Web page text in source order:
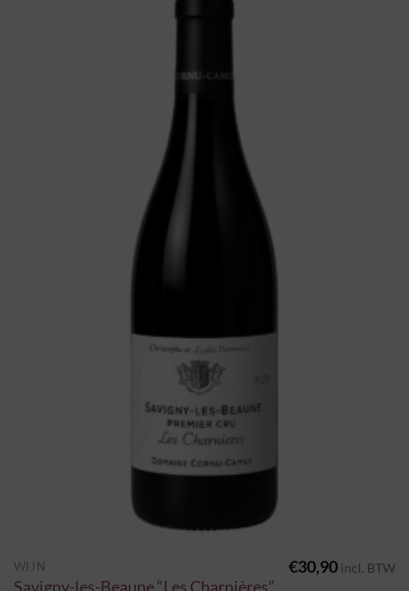
WIJN
Savigny-les-Beaune “Les Charnières”
€30,90 incl. BTW